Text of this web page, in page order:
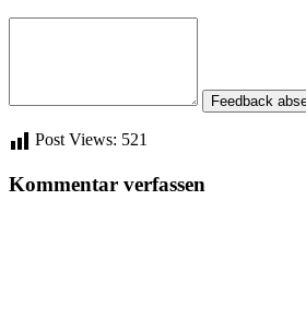
Feedback
Post Views: 521
Kommentar verfassen